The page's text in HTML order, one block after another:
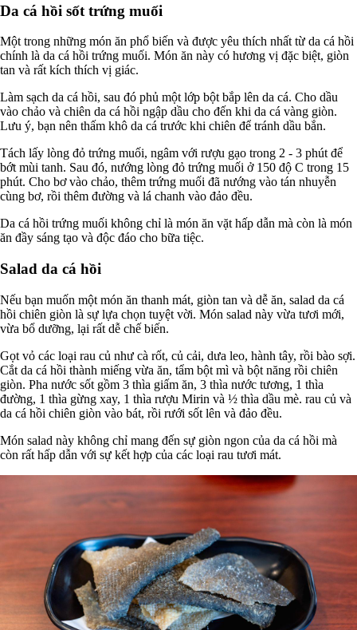
Da cá hồi sốt trứng muối
Một trong những món ăn phổ biến và được yêu thích nhất từ da cá hồi
chính là da cá hồi trứng muối. Món ăn này có hương vị đặc biệt, giòn
tan và rất kích thích vị giác.
Làm sạch da cá hồi, sau đó phủ một lớp bột bắp lên da cá. Cho dầu
vào chảo và chiên da cá hồi ngập dầu cho đến khi da cá vàng giòn.
Lưu ý, bạn nên thấm khô da cá trước khi chiên để tránh dầu bắn.
Tách lấy lòng đỏ trứng muối, ngâm với rượu gạo trong 2 - 3 phút để
bớt mùi tanh. Sau đó, nướng lòng đỏ trứng muối ở 150 độ C trong 15
phút. Cho bơ vào chảo, thêm trứng muối đã nướng vào tán nhuyễn
cùng bơ, rồi thêm đường và lá chanh vào đảo đều.
Da cá hồi trứng muối không chỉ là món ăn vặt hấp dẫn mà còn là món
ăn đầy sáng tạo và độc đáo cho bữa tiệc.
Salad da cá hồi
Nếu bạn muốn một món ăn thanh mát, giòn tan và dễ ăn, salad da cá
hồi chiên giòn là sự lựa chọn tuyệt vời. Món salad này vừa tươi mới,
vừa bổ dưỡng, lại rất dễ chế biến.
Gọt vỏ các loại rau củ như cà rốt, củ cải, dưa leo, hành tây, rồi bào sợi.
Cắt da cá hồi thành miếng vừa ăn, tẩm bột mì và bột năng rồi chiên
giòn. Pha nước sốt gồm 3 thìa giấm ăn, 3 thìa nước tương, 1 thìa
đường, 1 thìa gừng xay, 1 thìa rượu Mirin và ½ thìa dầu mè. rau củ và
da cá hồi chiên giòn vào bát, rồi rưới sốt lên và đảo đều.
Món salad này không chỉ mang đến sự giòn ngon của da cá hồi mà
còn rất hấp dẫn với sự kết hợp của các loại rau tươi mát.